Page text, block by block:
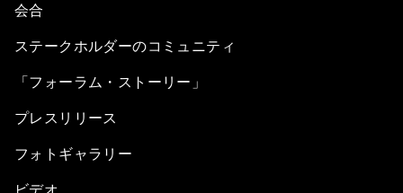
会合
ステークホルダーのコミュニティ
「フォーラム・ストーリー」
プレスリリース
フォトギャラリー